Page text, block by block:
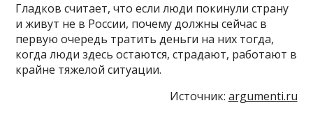
Гладков считает, что если люди покинули страну
и живут не в России, почему должны сейчас в
первую очередь тратить деньги на них тогда,
когда люди здесь остаются, страдают, работают в
крайне тяжелой ситуации.
Источник: argumenti.ru